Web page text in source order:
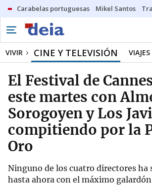
Carabelas portuguesas Mikel Santos
VIVIR CINE Y TELEVISIÓN VIAJES
El Festival de
este martes con
Sorogoyen y Los
compitiendo por la
Oro
Ninguno de los cuatro directores ha
hasta ahora con el máximo